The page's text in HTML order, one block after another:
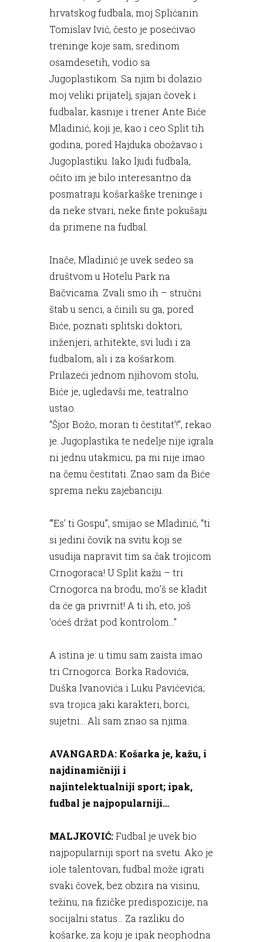
hrvatskog fudbala, moj Splićanin
Tomislav Ivić, često je posećivao
treninge koje sam, sredinom
osamdesetih, vodio sa
Jugoplastikom. Sa njim bi dolazio
moj veliki prijatelj, sjajan čovek i
fudbalar, kasnije i trener Ante Biće
Mladinić, koji je, kao i ceo Split tih
godina, pored Hajduka obožavao i
Jugoplastiku. Iako ljudi fudbala,
očito im je bilo interesantno da
posmatraju košarkaške treninge i
da neke stvari, neke finte pokušaju
da primene na fudbal.
Inače, Mladinić je uvek sedeo sa
društvom u Hotelu Park na
Bačvicama. Zvali smo ih – stručni
štab u senci, a činili su ga, pored
Biće, poznati splitski doktori,
inženjeri, arhitekte, svi ludi i za
fudbalom, ali i za košarkom.
Prilazeći jednom njihovom stolu,
Biće je, ugledavši me, teatralno
ustao.
“Šjor Božo, moran ti čestitat’!”, rekao
je. Jugoplastika te nedelje nije igrala
ni jednu utakmicu, pa mi nije imao
na čemu čestitati. Znao sam da Biće
sprema neku zajebanciju.
“’Es’ ti Gospu”, smijao se Mladinić, “ti
si jedini čovik na svitu koji se
usudija napravit tim sa čak trojicom
Crnogoraca! U Split kažu – tri
Crnogorca na brodu, mo’š se kladit
da će ga privrnit! A ti ih, eto, još
‘oćeš držat pod kontrolom...”
A istina je: u timu sam zaista imao
tri Crnogorca: Borka Radovića,
Duška Ivanovića i Luku Pavićevića;
sva trojica jaki karakteri, borci,
sujetni... Ali sam znao sa njima.
AVANGARDA: Košarka je, kažu, i
najdinamičniji i
najintelektualniji sport; ipak,
fudbal je najpopularniji…
MALJKOVIĆ:Fudbal je uvek bio
najpopularniji sport na svetu. Ako je
iole talentovan, fudbal može igrati
svaki čovek, bez obzira na visinu,
težinu, na fizičke predispozicije, na
socijalni status… Za razliku do
košarke, za koju je ipak neophodna